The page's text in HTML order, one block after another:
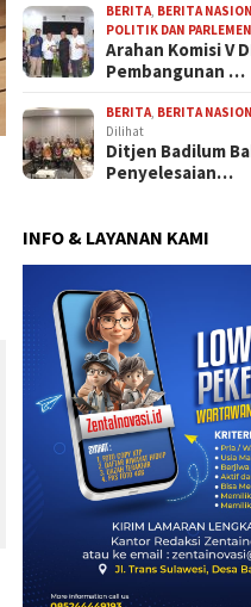
BERITA BERITA
POLITIK DAN PARLEMEN
Arahan Komisi V
Pembangunan …
BERITA BERITA
Dilihat
Ditjen Badilum
Penyelesaian…
INFO & LAYANAN KAMI